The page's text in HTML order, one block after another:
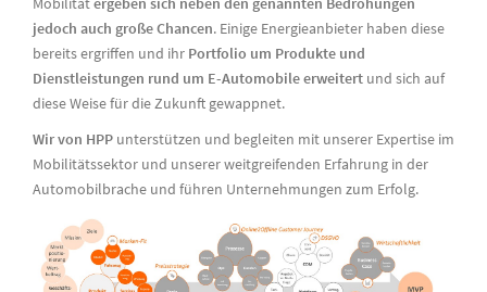
jedoch auch große Chancen. Einige Energieanbieter haben diese
bereits ergriffen und ihr Portfolio um Produkte und
Dienstleistungen rund um E-Automobile erweitert und sich auf
diese Weise für die Zukunft gewappnet.
Wir von HPP unterstützen und begleiten mit unserer Expertise im
Mobilitätssektor und unserer weitgreifenden Erfahrung in der
Automobilbrache und führen Unternehmungen zum Erfolg.